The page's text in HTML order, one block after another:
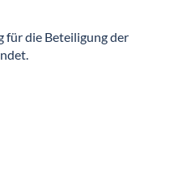
für die Beteiligung der